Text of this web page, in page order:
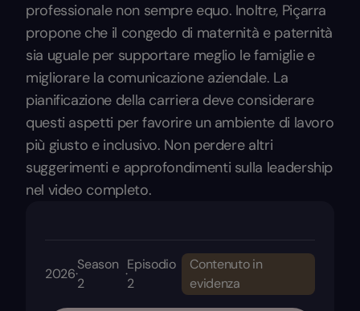
professionale non sempre equo. Inoltre, Piçarra
propone che il congedo di maternità e paternità
sia uguale per supportare meglio le famiglie e
migliorare la comunicazione aziendale. La
pianificazione della carriera deve considerare
questi aspetti per favorire un ambiente di lavoro
più giusto e inclusivo. Non perdere altri
suggerimenti e approfondimenti sulla leadership
nel video completo.
2026·
Season
2
·
Episodio
2
Contenuto in
evidenza